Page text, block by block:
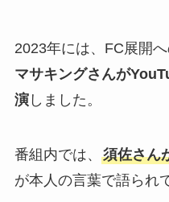
2023年には、FC展開へ
マサキングさんが
演しました。
番組内では、 須佐さん
が本人の言葉で語られ